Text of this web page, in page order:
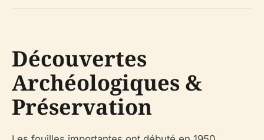
Découvertes
Archéologiques &
Préservation